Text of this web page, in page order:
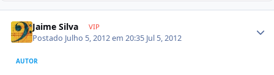
Jaime Silva VIP
Postado Julho 5, 2012 em 20:35 Jul 5, 2012
AUTOR